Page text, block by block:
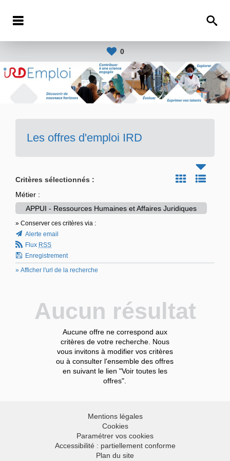
0
Les offres d'emploi IRD
Critères sélectionnés :
Métier :
APPUI - Ressources Humaines et Affaires Juridiques
» Conserver ces critères via :
Alerte email
Flux RSS
Enregistrement
» Afficher l'url de la recherche
Aucun résultat
Aucune offre ne correspond aux
critères de votre recherche. Nous
vous invitons à modifier vos critères
ou à consulter l'ensemble des offres
en suivant le lien "Voir toutes les
offres".
Mentions légales
Cookies
Paramétrer vos cookies
Accessibilité : partiellement conforme
Plan du site